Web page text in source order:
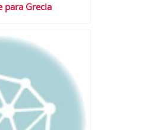
para Grecia